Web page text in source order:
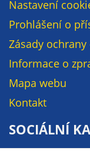
Nastavení
Prohlášení o
Zásady
Informace o
Mapa webu
Kontakt
SOCIÁLNÍ